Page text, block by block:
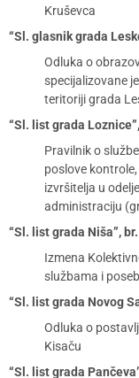
Kruševca
“Sl. glasnik grada
Odluka o
specijalizovane
teritoriji grada
“Sl. list grada
Pravilnik o
poslove
izvršitelja u
administraciju
“Sl. list grada Niša”,
Izmena
službama i
“Sl. list grada Novog
Odluka o
Kisaču
“Sl. list grada